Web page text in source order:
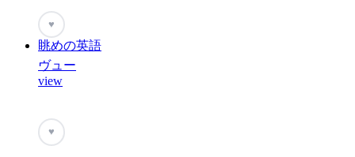
♥
眺めの英語
ヴュー
view
♥